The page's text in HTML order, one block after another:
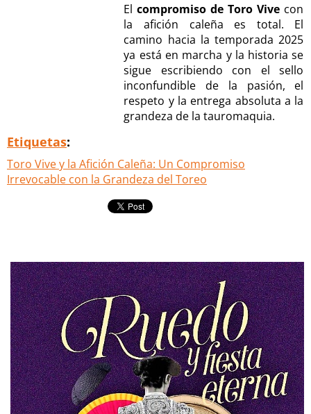
Elcompromiso de Toro Vive con
la afición caleña es total. El
camino hacia la temporada 2025
ya está en marcha y la historia se
sigue escribiendo con el sello
inconfundible de la pasión, el
respeto y la entrega absoluta a la
grandeza de la tauromaquia.
Etiquetas:
Toro Vive y la Afición Caleña: Un Compromiso
Irrevocable con la Grandeza del Toreo